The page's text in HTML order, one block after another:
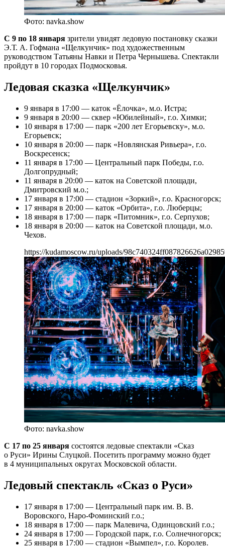
Фото: navka.show
С 9 по 18 января зрители увидят ледовую постановку сказки
Э.Т. А. Гофмана «Щелкунчик» под художественным
руководством Татьяны Навки и Петра Чернышева. Спектакли
пройдут в 10 городах Подмосковья.
Ледовая сказка «Щелкунчик»
9 января в 17:00 — каток «Ёлочка», м.о. Истра;
9 января в 20:00 — сквер «Юбилейный», г.о. Химки;
10 января в 17:00 — парк «200 лет Егорьевску», м.о.
Егорьевск;
10 января в 20:00 — парк «Новлянская Ривьера», г.о.
Воскресенск;
11 января в 17:00 — Центральный парк Победы, г.о.
Долгопрудный;
11 января в 20:00 — каток на Советской площади,
Дмитровский м.о.;
17 января в 17:00 — стадион «Зоркий», г.о. Красногорск;
17 января в 20:00 — каток «Орбита», г.о. Люберцы;
18 января в 17:00 — парк «Питомник», г.о. Серпухов;
18 января в 20:00 — каток на Советской площади, м.о.
Чехов.
https://kudamoscow.ru/uploads/
Фото: navka.show
С 17 по 25 января состоятся ледовые спектакли «Сказ
о Руси» Ирины Слуцкой. Посетить программу можно будет
в 4 муниципальных округах Московской области.
Ледовый спектакль «Сказ о Руси»
17 января в 17:00 — Центральный парк им. В. В.
Воровского, Наро-Фоминский г.о.;
18 января в 17:00 — парк Малевича, Одинцовский г.о.;
24 января в 17:00 — Городской парк, г.о. Солнечногорск;
25 января в 17:00 — стадион «Вымпел», г.о. Королев.